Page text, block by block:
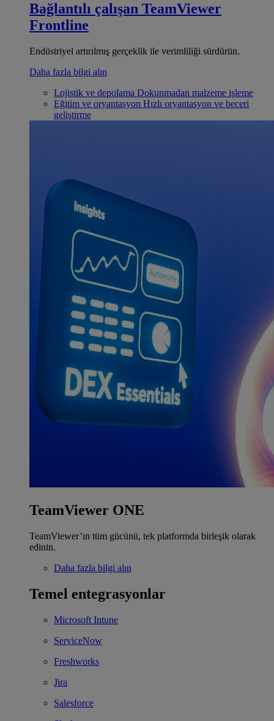
Bağlantılı çalışan TeamViewer
Frontline
Endüstriyel artırılmış gerçeklik ile verimliliği sürdürün.
Daha fazla bilgi alın
Lojistik ve depolama Dokunmadan malzeme işleme
Eğitim ve oryantasyon Hızlı oryantasyon ve beceri
geliştirme
TeamViewer ONE
TeamViewer’ın tüm gücünü, tek platformda birleşik olarak
edinin.
Daha fazla bilgi alın
Temel entegrasyonlar
Microsoft Intune
ServiceNow
Freshworks
Jira
Salesforce